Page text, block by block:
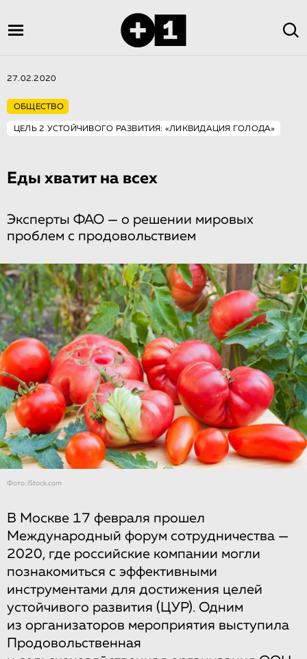
27.02.2020
ОБЩЕСТВО
ЦЕЛЬ 2 УСТОЙЧИВОГО РАЗВИТИЯ: «ЛИКВИДАЦИЯ ГОЛОДА»
Еды хватит на всех
Эксперты ФАО — о решении мировых
проблем с продовольствием
Фото: iStock.com
В Москве 17 февраля прошел
Международный форум сотрудничества —
2020, где российские компании могли
познакомиться с эффективными
инструментами для достижения целей
устойчивого развития (ЦУР). Одним
из организаторов мероприятия выступила
Продовольственная